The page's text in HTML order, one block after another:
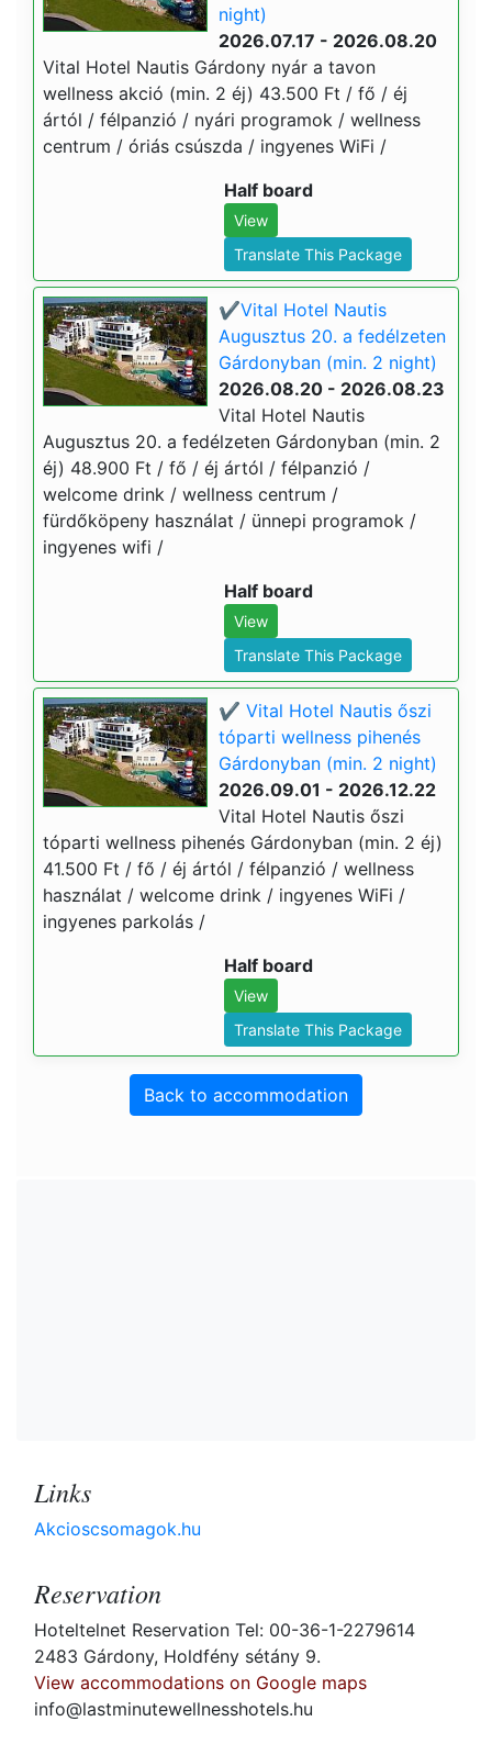
night)
2026.07.17 - 2026.08.20
Vital Hotel Nautis Gárdony nyár a tavon
wellness akció (min. 2 éj) 43.500 Ft / fő / éj
ártól / félpanzió / nyári programok / wellness
centrum / óriás csúszda / ingyenes WiFi /
Half board
View
Translate This Package
✔️Vital Hotel Nautis
Augusztus 20. a fedélzeten
Gárdonyban (min. 2 night)
2026.08.20 - 2026.08.23
Vital Hotel Nautis
Augusztus 20. a fedélzeten Gárdonyban (min. 2
éj) 48.900 Ft / fő / éj ártól / félpanzió /
welcome drink / wellness centrum /
fürdőköpeny használat / ünnepi programok /
ingyenes wifi /
Half board
View
Translate This Package
✔️ Vital Hotel Nautis őszi
tóparti wellness pihenés
Gárdonyban (min. 2 night)
2026.09.01 - 2026.12.22
Vital Hotel Nautis őszi
tóparti wellness pihenés Gárdonyban (min. 2 éj)
41.500 Ft / fő / éj ártól / félpanzió / wellness
használat / welcome drink / ingyenes WiFi /
ingyenes parkolás /
Half board
View
Translate This Package
Back to accommodation
Links
Akcioscsomagok.hu
Reservation
Hoteltelnet Reservation Tel: 00-36-1-2279614
2483 Gárdony, Holdfény sétány 9.
View accommodations on Google maps
info@lastminutewellnesshotels.hu